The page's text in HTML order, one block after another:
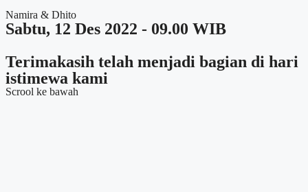
Namira & Dhito
Sabtu, 12 Des 2022 - 09.00 WIB
Terimakasih telah menjadi bagian di hari
istimewa kami
Scrool ke bawah